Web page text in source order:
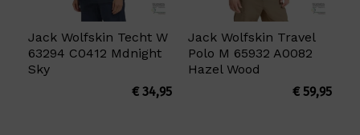
Jack Wolfskin Techt W
63294 C0412 Mdnight
Sky
€34,95
Jack Wolfskin Travel
Polo M 65932 A0082
Hazel Wood
€59,95